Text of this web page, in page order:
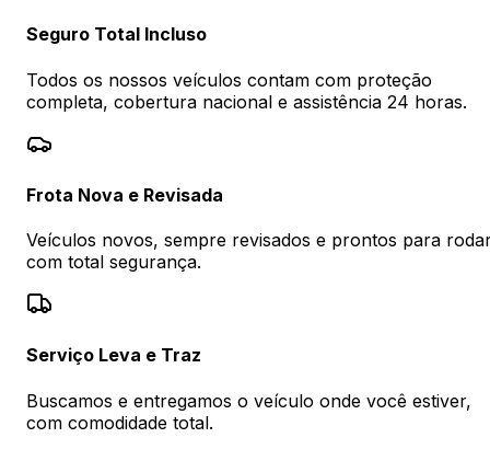
Seguro Total Incluso
Todos os nossos veículos contam com proteção
completa, cobertura nacional e assistência 24 horas.
Frota Nova e Revisada
Veículos novos, sempre revisados e prontos para
com total segurança.
Serviço Leva e Traz
Buscamos e entregamos o veículo onde você estiver,
com comodidade total.